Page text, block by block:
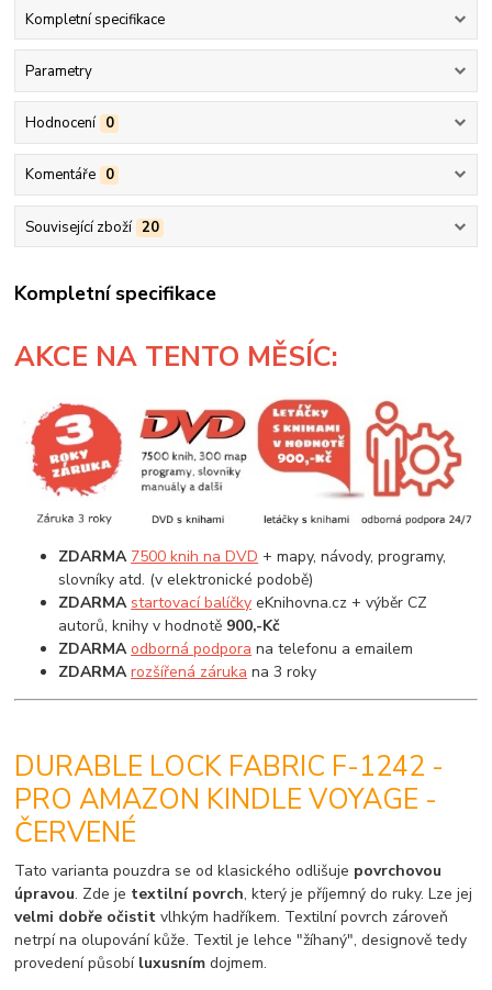
Kompletní specifikace
Parametry
Hodnocení 0
Komentáře 0
Související zboží 20
Kompletní specifikace
AKCE NA TENTO MĚSÍC:
ZDARMA 7500 knih na DVD + mapy, návody, programy,
slovníky atd. (v elektronické podobě)
ZDARMA startovací balíčky eKnihovna.cz + výběr CZ
autorů, knihy v hodnotě 900,-Kč
ZDARMA odborná podpora na telefonu a emailem
ZDARMA rozšířená záruka na 3 roky
DURABLE LOCK FABRIC F-1242 -
PRO AMAZON KINDLE VOYAGE -
ČERVENÉ
Tato varianta pouzdra se od klasického odlišuje povrchovou
úpravou. Zde je textilní povrch, který je příjemný do ruky. Lze jej
velmi dobře očistit vlhkým hadříkem. Textilní povrch zároveň
netrpí na olupování kůže. Textil je lehce "žíhaný", designově tedy
provedení působí luxusním dojmem.